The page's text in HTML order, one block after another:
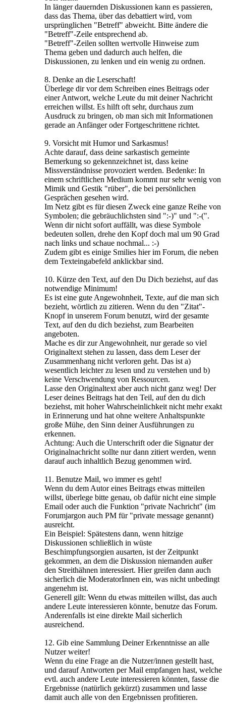
In länger dauernden Diskussionen kann es passieren,
dass das Thema, über das debattiert wird, vom
ursprünglichen "Betreff" abweicht. Bitte ändere die
"Betreff"-Zeile entsprechend ab.
"Betreff"-Zeilen sollten wertvolle Hinweise zum
Thema geben und dadurch auch helfen, die
Diskussionen, zu lenken und ein wenig zu ordnen.
8. Denke an die Leserschaft!
Überlege dir vor dem Schreiben eines Beitrags oder
einer Antwort, welche Leute du mit deiner Nachricht
erreichen willst. Es hilft oft sehr, durchaus zum
Ausdruck zu bringen, ob man sich mit Informationen
gerade an Anfänger oder Fortgeschrittene richtet.
9. Vorsicht mit Humor und Sarkasmus!
Achte darauf, dass deine sarkastisch gemeinte
Bemerkung so gekennzeichnet ist, dass keine
Missverständnisse provoziert werden. Bedenke: In
einem schriftlichen Medium kommt nur sehr wenig von
Mimik und Gestik "rüber", die bei persönlichen
Gesprächen gesehen wird.
Im Netz gibt es für diesen Zweck eine ganze Reihe von
Symbolen; die gebräuchlichsten sind ":-)" und ":-(".
Wenn dir nicht sofort auffällt, was diese Symbole
bedeuten sollen, drehe den Kopf doch mal um 90 Grad
nach links und schaue nochmal... :-)
Zudem gibt es einige Smilies hier im Forum, die neben
dem Texteingabefeld anklickbar sind.
10. Kürze den Text, auf den Du Dich beziehst, auf das
notwendige Minimum!
Es ist eine gute Angewohnheit, Texte, auf die man sich
bezieht, wörtlich zu zitieren. Wenn du den "Zitat"-
Knopf in unserem Forum benutzt, wird der gesamte
Text, auf den du dich beziehst, zum Bearbeiten
angeboten.
Mache es dir zur Angewohnheit, nur gerade so viel
Originaltext stehen zu lassen, dass dem Leser der
Zusammenhang nicht verloren geht. Das ist a)
wesentlich leichter zu lesen und zu verstehen und b)
keine Verschwendung von Ressourcen.
Lasse den Originaltext aber auch nicht ganz weg! Der
Leser deines Beitrags hat den Teil, auf den du dich
beziehst, mit hoher Wahrscheinlichkeit nicht mehr exakt
in Erinnerung und hat ohne weitere Anhaltspunkte
große Mühe, den Sinn deiner Ausführungen zu
erkennen.
Achtung: Auch die Unterschrift oder die Signatur der
Originalnachricht sollte nur dann zitiert werden, wenn
darauf auch inhaltlich Bezug genommen wird.
11. Benutze Mail, wo immer es geht!
Wenn du dem Autor eines Beitrags etwas mitteilen
willst, überlege bitte genau, ob dafür nicht eine simple
Email oder auch die Funktion "private Nachricht" (im
Forumjargon auch PM für "private message genannt)
ausreicht.
Ein Beispiel: Spätestens dann, wenn hitzige
Diskussionen schließlich in wüste
Beschimpfungsorgien ausarten, ist der Zeitpunkt
gekommen, an dem die Diskussion niemanden außer
den Streithähnen interessiert. Hier greifen dann auch
sicherlich die ModeratorInnen ein, was nicht unbedingt
angenehm ist.
Generell gilt: Wenn du etwas mitteilen willst, das auch
andere Leute interessieren könnte, benutze das Forum.
Anderenfalls ist eine direkte Mail sicherlich
ausreichend.
12. Gib eine Sammlung Deiner Erkenntnisse an alle
Nutzer weiter!
Wenn du eine Frage an die Nutzer/innen gestellt hast,
und darauf Antworten per Mail empfangen hast, welche
evtl. auch andere Leute interessieren könnten, fasse die
Ergebnisse (natürlich gekürzt) zusammen und lasse
damit auch alle von den Ergebnissen profitieren.